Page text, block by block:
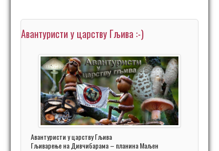
Авантуристи у царству Гљива :-)
Авантуристи у царству Гљива
Гљиварење на Дивчибарама – планина Маљен